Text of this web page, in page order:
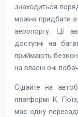
знаходиться
можна придбати в
аеропорту. Ці
доступні на
приймають
на власні очі
Сідайте на
платформі К.
має одну